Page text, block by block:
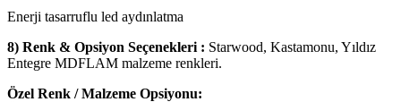
Enerji tasarruflu led aydınlatma
8) Renk & Opsiyon Seçenekleri : Starwood, Kastamonu, Yıldız
Entegre MDFLAM malzeme renkleri.
Özel Renk / Malzeme Opsiyonu: